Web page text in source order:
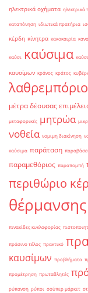
ηλεκτρικά οχήματα ηλεκτρικά
καταπόνηση ιδιωτικά πρατήρια
κέρδη κίνητρα κακοκαιρία
καύσι καύσιμα
καυσίμων κράνος κράτος
λαθρεμπόριο
μέτρα δέουσας
μεταφορικές μητρώα
νοθεία νομιμη διακίνηση
καύσιμα παράταση
παραμεθόριος παραπομπή
περιθώριο
θέρμανσης
πινακίδες κυκλοφορίας
πράσινο τέλος πρακτικό
καυσίμων προβλήματα
προμέτρηση πρωταθλητές
ρύπανση ρύποι σούπερ μάρκετ